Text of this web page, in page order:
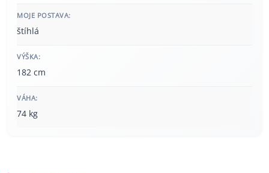
MOJE POSTAVA:
štíhlá
VÝŠKA:
182 cm
VÁHA:
74 kg